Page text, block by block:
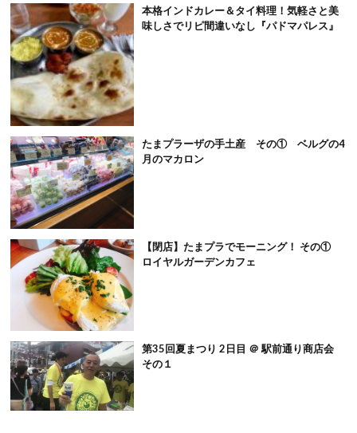
本格インドカレー＆タイ料理！気軽さと美
味しさでリピ間違いなし『パドマパレス』
たまプラーザの手土産 その① ベルグの4
月のマカロン
【閉店】たまプラでモーニング！ その①
ロイヤルガーデンカフェ
第35回夏まつり 2日目 ＠ 駅前通り商店会
その１